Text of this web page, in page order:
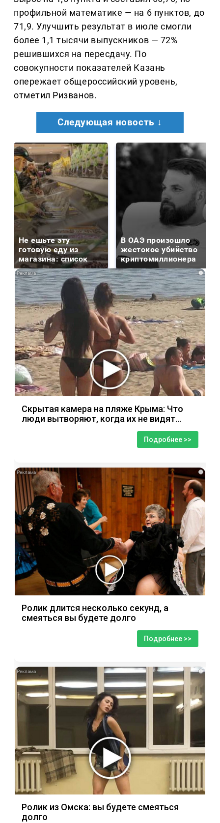
профильной математике — на 6 пунктов, до
71,9. Улучшить результат в июле смогли
более 1,1 тысячи выпускников — 72%
решившихся на пересдачу. По
совокупности показателей Казань
опережает общероссийский уровень,
отметил Ризванов.
Следующая новость ↓
Не ешьте эту
готовую еду из
магазина: список
В ОАЭ произошло
жестокое убийство
криптомиллионера
i
Скрытая камера на пляже Крыма: Что
люди вытворяют, когда их не видят...
Подробнее >>
i
Ролик длится несколько секунд, а
смеяться вы будете долго
Подробнее >>
i
Ролик из Омска: вы будете смеяться
долго